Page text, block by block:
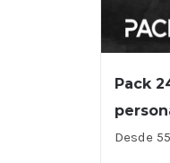
Pack
Desde